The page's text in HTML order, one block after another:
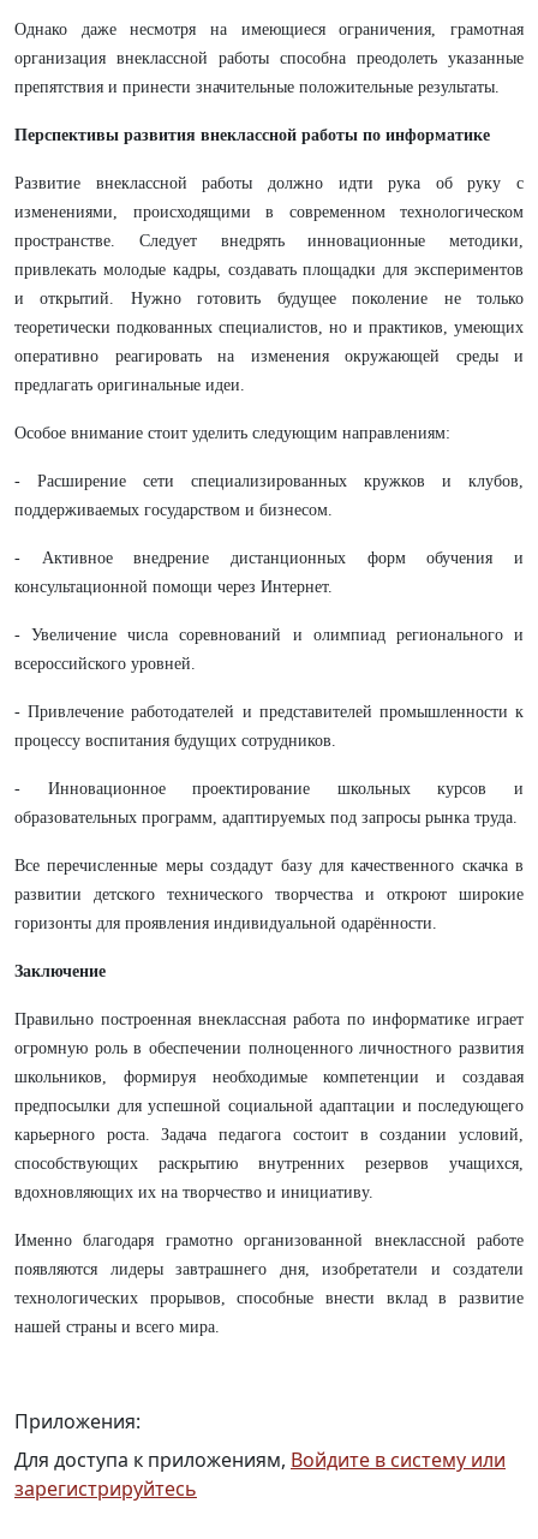
Однако даже несмотря на имеющиеся ограничения, грамотная
организация внеклассной работы способна преодолеть указанные
препятствия и принести значительные положительные результаты.
Перспективы развития внеклассной работы по информатике
Развитие внеклассной работы должно идти рука об руку с
изменениями, происходящими в современном технологическом
пространстве. Следует внедрять инновационные методики,
привлекать молодые кадры, создавать площадки для экспериментов
и открытий. Нужно готовить будущее поколение не только
теоретически подкованных специалистов, но и практиков, умеющих
оперативно реагировать на изменения окружающей среды и
предлагать оригинальные идеи.
Особое внимание стоит уделить следующим направлениям:
- Расширение сети специализированных кружков и клубов,
поддерживаемых государством и бизнесом.
- Активное внедрение дистанционных форм обучения и
консультационной помощи через Интернет.
- Увеличение числа соревнований и олимпиад регионального и
всероссийского уровней.
- Привлечение работодателей и представителей промышленности к
процессу воспитания будущих сотрудников.
- Инновационное проектирование школьных курсов и
образовательных программ, адаптируемых под запросы рынка труда.
Все перечисленные меры создадут базу для качественного скачка в
развитии детского технического творчества и откроют широкие
горизонты для проявления индивидуальной одарённости.
Заключение
Правильно построенная внеклассная работа по информатике играет
огромную роль в обеспечении полноценного личностного развития
школьников, формируя необходимые компетенции и создавая
предпосылки для успешной социальной адаптации и последующего
карьерного роста. Задача педагога состоит в создании условий,
способствующих раскрытию внутренних резервов учащихся,
вдохновляющих их на творчество и инициативу.
Именно благодаря грамотно организованной внеклассной работе
появляются лидеры завтрашнего дня, изобретатели и создатели
технологических прорывов, способные внести вклад в развитие
нашей страны и всего мира.
Приложения:
Для доступа к приложениям, Войдите в систему или
зарегистрируйтесь